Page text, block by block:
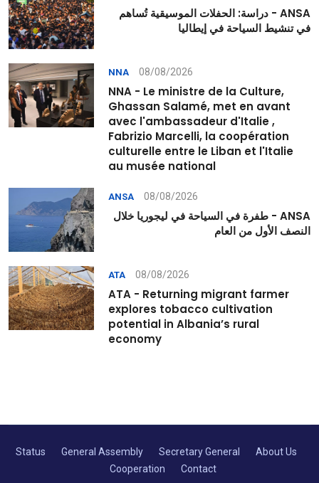
ANSA - دراسة: الحفلات الموسيقية تُساهم
في تنشيط السياحة في إيطاليا
NNA 08/08/2026
NNA - Le ministre de la Culture,
Ghassan Salamé, met en avant
avec l'ambassadeur d'Italie ,
Fabrizio Marcelli, la coopération
culturelle entre le Liban et l'Italie
au musée national
ANSA 08/08/2026
ANSA - طفرة في السياحة في ليجوريا خلال
النصف الأول من العام
ATA 08/08/2026
ATA - Returning migrant farmer
explores tobacco cultivation
potential in Albania’s rural
economy
Status General Assembly Secretary General
About Us
Cooperation
Contact